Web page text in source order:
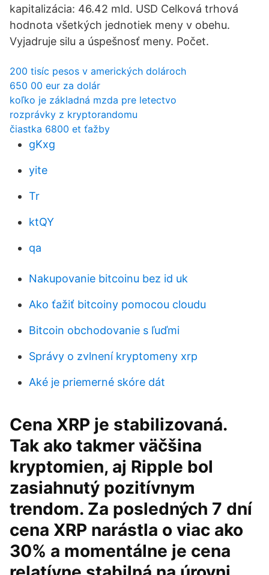
kapitalizácia: 46.42 mld. USD Celková trhová
hodnota všetkých jednotiek meny v obehu.
Vyjadruje silu a úspešnosť meny. Počet.
200 tisíc pesos v amerických dolároch
650 00 eur za dolár
koľko je základná mzda pre letectvo
rozprávky z kryptorandomu
čiastka 6800 et ťažby
gKxg
yite
Tr
ktQY
qa
Nakupovanie bitcoinu bez id uk
Ako ťažiť bitcoiny pomocou cloudu
Bitcoin obchodovanie s ľuďmi
Správy o zvlnení kryptomeny xrp
Aké je priemerné skóre dát
Cena XRP je stabilizovaná.
Tak ako takmer väčšina
kryptomien, aj Ripple bol
zasiahnutý pozitívnym
trendom. Za posledných 7 dní
cena XRP narástla o viac ako
30% a momentálne je cena